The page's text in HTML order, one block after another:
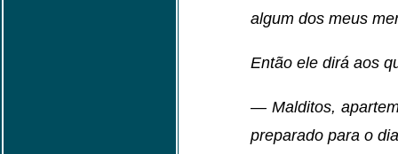
algum dos meus
Então ele dirá aos
— Malditos,
preparado para o